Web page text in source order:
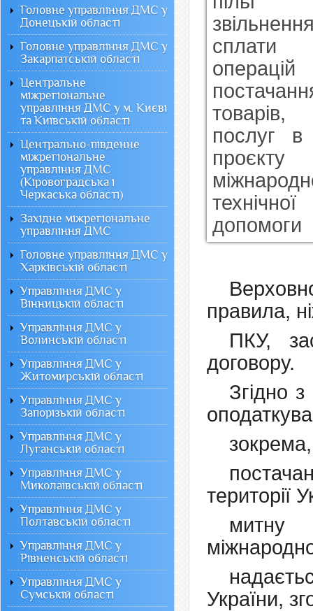
правила,
ПКУ,
договору.
Згідно
зокрема,
території
митну
України,
Головне управління ДМС у
Донецькій області
Головне управління ДМС у
Закарпатській області
Центральне
міжрегіональне
управління ДМС у м. Києві
та Київській області
Центрально-південне
міжрегіональне
управління ДМС
(Кіровоградська і
Черкаська області)
Західне міжрегіональне
управління ДМС
Головне управління ДМС у
Харківській області
Управління ДМС у
Вінницькій області
Управління ДМС у
Волинській області
Управління ДМС у
Житомирській області
Управління ДМС у
Запорізькій області
Управління ДМС у
Луганській області
Управління ДМС у
Миколаївській області
Управління ДМС у
Полтавській області
Управління ДМС у
Рівненській області
Управління ДМС у
Сумській області